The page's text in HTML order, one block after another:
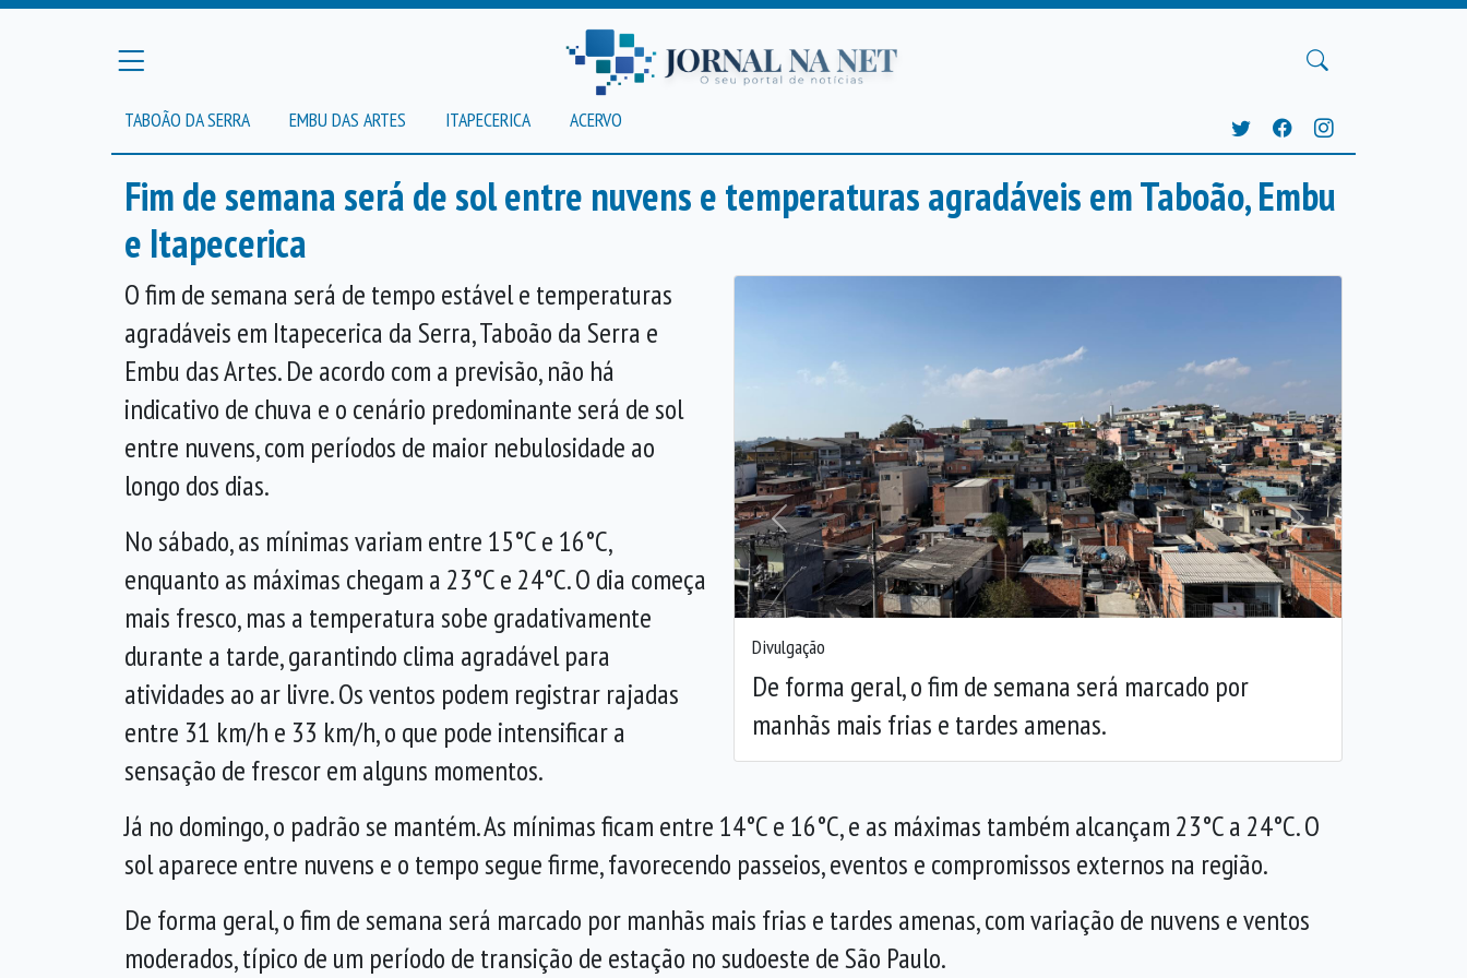
TABOÃO DA SERRA EMBU DAS ARTES ITAPECERICA ACERVO
Fim de semana será de sol entre nuvens e temperaturas agradáveis em Taboão, Embu
e Itapecerica
Divulgação
De forma geral, o fim de semana será marcado por
manhãs mais frias e tardes amenas.
Anterior Próxima
O fim de semana será de tempo estável e temperaturas
agradáveis em Itapecerica da Serra, Taboão da Serra e
Embu das Artes. De acordo com a previsão, não há
indicativo de chuva e o cenário predominante será de sol
entre nuvens, com períodos de maior nebulosidade ao
longo dos dias.
No sábado, as mínimas variam entre 15°C e 16°C,
enquanto as máximas chegam a 23°C e 24°C. O dia começa
mais fresco, mas a temperatura sobe gradativamente
durante a tarde, garantindo clima agradável para
atividades ao ar livre. Os ventos podem registrar rajadas
entre 31 km/h e 33 km/h, o que pode intensificar a
sensação de frescor em alguns momentos.
Já no domingo, o padrão se mantém. As mínimas ficam entre 14°C e 16°C, e as máximas também alcançam 23°C a 24°C. O
sol aparece entre nuvens e o tempo segue firme, favorecendo passeios, eventos e compromissos externos na região.
De forma geral, o fim de semana será marcado por manhãs mais frias e tardes amenas, com variação de nuvens e ventos
moderados, típico de um período de transição de estação no sudoeste de São Paulo.